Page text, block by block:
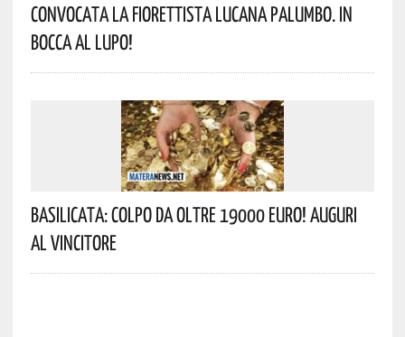
Convocata La Fiorettista Lucana Palumbo. In
Bocca Al Lupo!
Basilicata: Colpo Da Oltre 19000 Euro! Auguri
Al Vincitore